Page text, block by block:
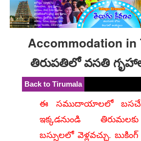
Accommodation in
తిరుపతిలో వసతి
Back to Tirumala
ఈ సముదాయాలలో
ఇక్కడనుండి
బస్సులలో వెళ్లవచ్చు. బుకింగ్